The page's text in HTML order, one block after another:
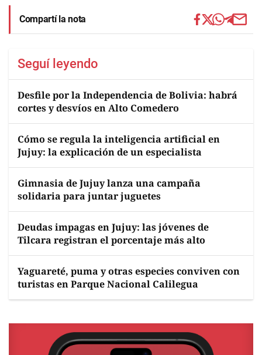
Compartí la nota
Seguí leyendo
Desfile por la Independencia de Bolivia: habrá
cortes y desvíos en Alto Comedero
Cómo se regula la inteligencia artificial en
Jujuy: la explicación de un especialista
Gimnasia de Jujuy lanza una campaña
solidaria para juntar juguetes
Deudas impagas en Jujuy: las jóvenes de
Tilcara registran el porcentaje más alto
Yaguareté, puma y otras especies conviven con
turistas en Parque Nacional Calilegua